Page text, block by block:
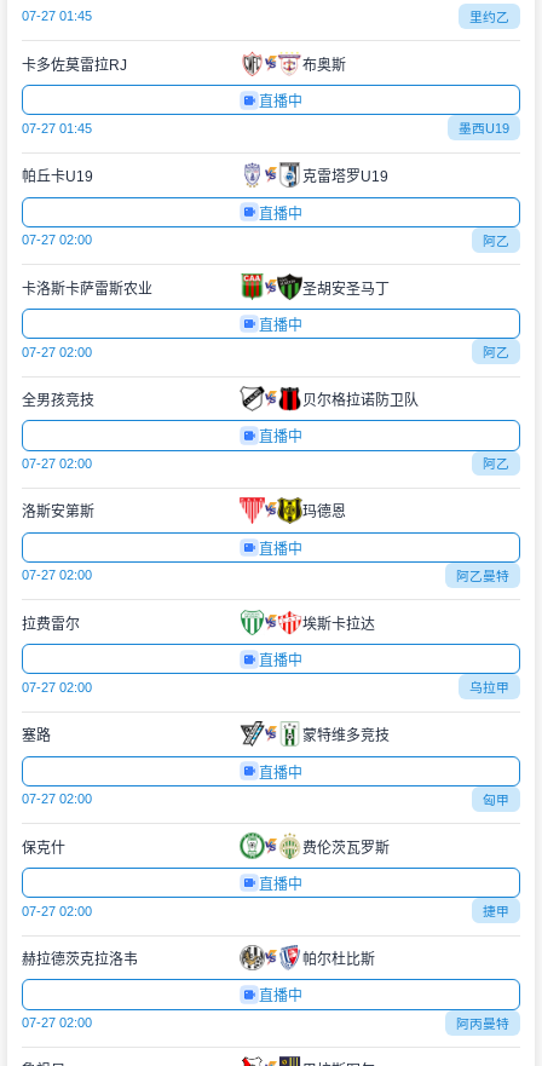
07-27 01:45 里约乙
卡多佐莫雷拉RJ 布奥斯
直播中
07-27 01:45 墨西U19
帕丘卡U19 克雷塔罗U19
直播中
07-27 02:00 阿乙
卡洛斯卡萨雷斯农业 圣胡安圣马丁
直播中
07-27 02:00 阿乙
全男孩竞技 贝尔格拉诺防卫队
直播中
07-27 02:00 阿乙
洛斯安第斯 玛德恩
直播中
07-27 02:00 阿乙曼特
拉费雷尔 埃斯卡拉达
直播中
07-27 02:00 乌拉甲
塞路 蒙特维多竞技
直播中
07-27 02:00 匈甲
保克什 费伦茨瓦罗斯
直播中
07-27 02:00 捷甲
赫拉德茨克拉洛韦 帕尔杜比斯
直播中
07-27 02:00 阿丙曼特